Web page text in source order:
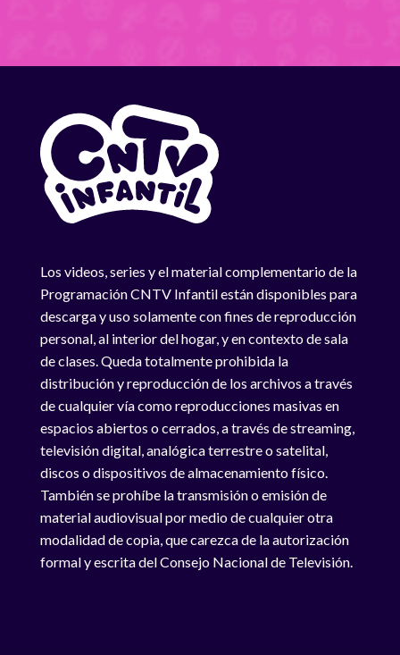
Los videos, series y el material complementario de la
Programación CNTV Infantil están disponibles para
descarga y uso solamente con fines de reproducción
personal, al interior del hogar, y en contexto de sala
de clases. Queda totalmente prohibida la
distribución y reproducción de los archivos a través
de cualquier vía como reproducciones masivas en
espacios abiertos o cerrados, a través de streaming,
televisión digital, analógica terrestre o satelital,
discos o dispositivos de almacenamiento físico.
También se prohíbe la transmisión o emisión de
material audiovisual por medio de cualquier otra
modalidad de copia, que carezca de la autorización
formal y escrita del Consejo Nacional de Televisión.